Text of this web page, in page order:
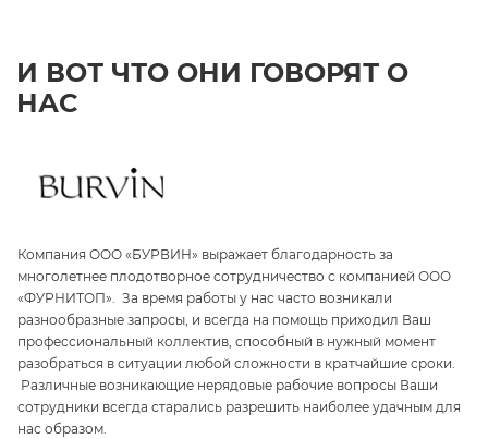
И ВОТ ЧТО ОНИ ГОВОРЯТ О
НАС
Компания ООО «БУРВИН» выражает благодарность за
многолетнее плодотворное сотрудничество с компанией ООО
«ФУРНИТОП». За время работы у нас часто возникали
разнообразные запросы, и всегда на помощь приходил Ваш
профессиональный коллектив, способный в нужный момент
разобраться в ситуации любой сложности в кратчайшие сроки.
Различные возникающие нерядовые рабочие вопросы Ваши
сотрудники всегда старались разрешить наиболее удачным для
нас образом.